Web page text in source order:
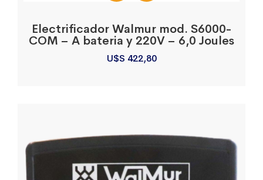
Electrificador Walmur mod. S6000-
COM – A bateria y 220V – 6,0 Joules
U$S 422,80